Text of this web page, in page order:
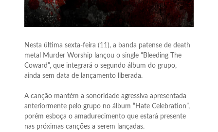
Nesta última sexta-feira (11), a banda patense de death
metal Murder Worship lançou o single “Bleeding The
Coward”, que integrará o segundo álbum do grupo,
ainda sem data de lançamento liberada.
A canção mantém a sonoridade agressiva apresentada
anteriormente pelo grupo no álbum “Hate Celebration”,
porém esboça o amadurecimento que estará presente
nas próximas canções a serem lançadas.